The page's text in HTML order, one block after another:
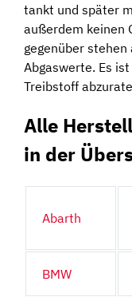
tankt und später
außerdem keinen
gegenüber
Abgaswerte. Es
Treibstoff
Alle
in der
Abarth
BMW